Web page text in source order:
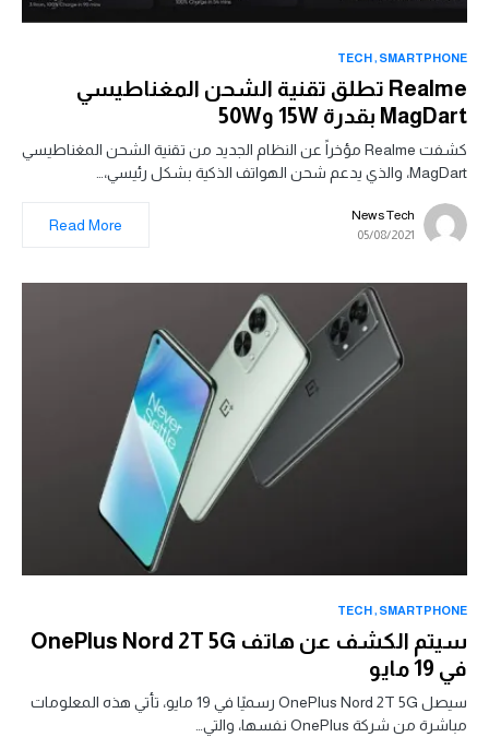
SMARTPHONE
TECH
Realme تطلق تقنية الشحن المغناطيسي
MagDart بقدرة 15W و50W
كشفت Realme مؤخراً عن النظام الجديد من تقنية الشحن المغناطيسي
MagDart، والذي يدعم شحن الهواتف الذكية بشكل رئيسي،…
News Tech
05/08/2021
Read More
SMARTPHONE
TECH
سيتم الكشف عن هاتف OnePlus Nord 2T 5G
في 19 مايو
سيصل OnePlus Nord 2T 5G رسميًا في 19 مايو، تأتي هذه المعلومات
مباشرة من شركة OnePlus نفسها، والتي…